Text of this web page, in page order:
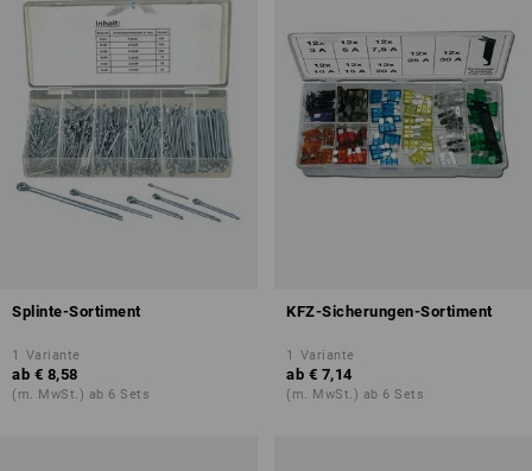
Splinte-Sortiment
1 Variante
ab € 8,58
(m. MwSt.) ab 6 Sets
KFZ-Sicherungen-Sortiment
1 Variante
ab € 7,14
(m. MwSt.) ab 6 Sets